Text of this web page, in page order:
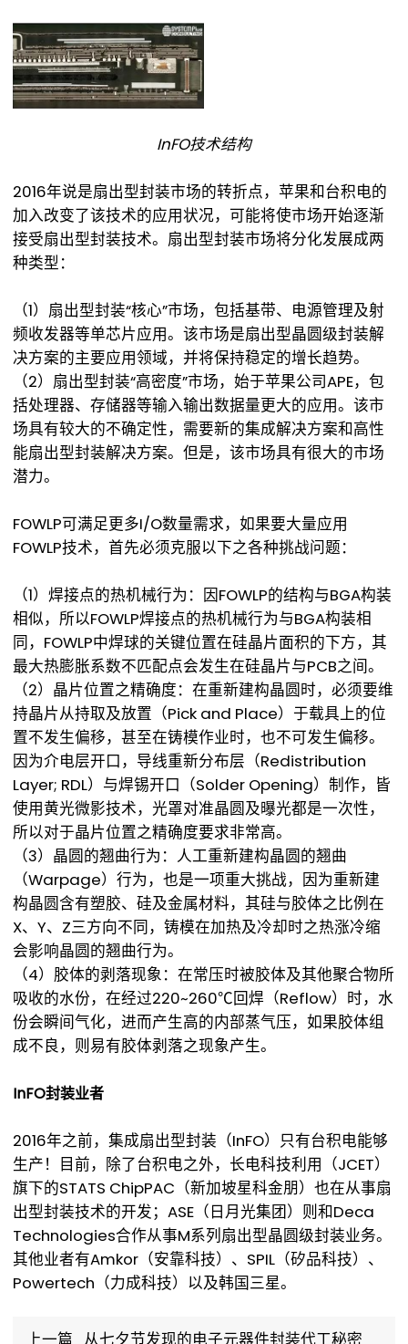
InFO技术结构
2016年说是扇出型封装市场的转折点，苹果和台积电的
加入改变了该技术的应用状况，可能将使市场开始逐渐
接受扇出型封装技术。扇出型封装市场将分化发展成两
种类型：
（1）扇出型封装“核心”市场，包括基带、电源管理及射
频收发器等单芯片应用。该市场是扇出型晶圆级封装解
决方案的主要应用领域，并将保持稳定的增长趋势。
（2）扇出型封装“高密度”市场，始于苹果公司APE，包
括处理器、存储器等输入输出数据量更大的应用。该市
场具有较大的不确定性，需要新的集成解决方案和高性
能扇出型封装解决方案。但是，该市场具有很大的市场
潜力。
FOWLP可满足更多I/O数量需求，如果要大量应用
FOWLP技术，首先必须克服以下之各种挑战问题：
（1）焊接点的热机械行为：因FOWLP的结构与BGA构装
相似，所以FOWLP焊接点的热机械行为与BGA构装相
同，FOWLP中焊球的关键位置在硅晶片面积的下方，其
最大热膨胀系数不匹配点会发生在硅晶片与PCB之间。
（2）晶片位置之精确度：在重新建构晶圆时，必须要维
持晶片从持取及放置（Pick and Place）于载具上的位
置不发生偏移，甚至在铸模作业时，也不可发生偏移。
因为介电层开口，导线重新分布层（Redistribution
Layer; RDL）与焊锡开口（Solder Opening）制作，皆
使用黄光微影技术，光罩对准晶圆及曝光都是一次性，
所以对于晶片位置之精确度要求非常高。
（3）晶圆的翘曲行为：人工重新建构晶圆的翘曲
（Warpage）行为，也是一项重大挑战，因为重新建
构晶圆含有塑胶、硅及金属材料，其硅与胶体之比例在
X、Y、Z三方向不同，铸模在加热及冷却时之热涨冷缩
会影响晶圆的翘曲行为。
（4）胶体的剥落现象：在常压时被胶体及其他聚合物所
吸收的水份，在经过220~260℃回焊（Reflow）时，水
份会瞬间气化，进而产生高的内部蒸气压，如果胶体组
成不良，则易有胶体剥落之现象产生。
InFO封装业者
2016年之前，集成扇出型封装（InFO）只有台积电能够
生产！目前，除了台积电之外，长电科技利用（JCET）
旗下的STATS ChipPAC（新加坡星科金朋）也在从事扇
出型封装技术的开发；ASE（日月光集团）则和Deca
Technologies合作从事M系列扇出型晶圆级封装业务。
其他业者有Amkor（安靠科技）、SPIL（矽品科技）、
Powertech（力成科技）以及韩国三星。
上一篇 从七夕节发现的电子元器件封装代工秘密